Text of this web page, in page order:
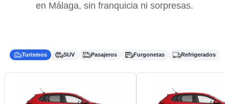
en Málaga, sin franquicia ni sorpresas.
Turismos SUV Pasajeros Furgonetas Refrigerados